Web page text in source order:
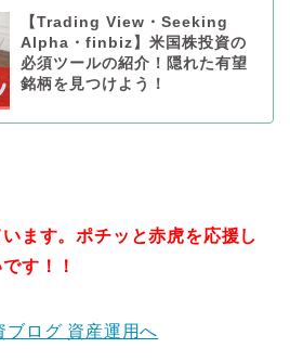
【Trading View・Seeking
Alpha・finbiz】米国株投資の
必須ツールの紹介！隠れた有望
銘柄を見つけよう！
ます。ポチッと赤虎を応援し
す！！